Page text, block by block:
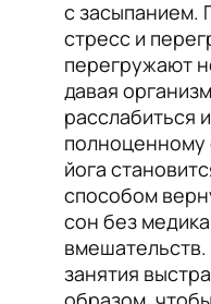
с засыпанием.
стресс и
перегружают
давая
расслабиться
полноценному
йога
способом
сон без
занятия